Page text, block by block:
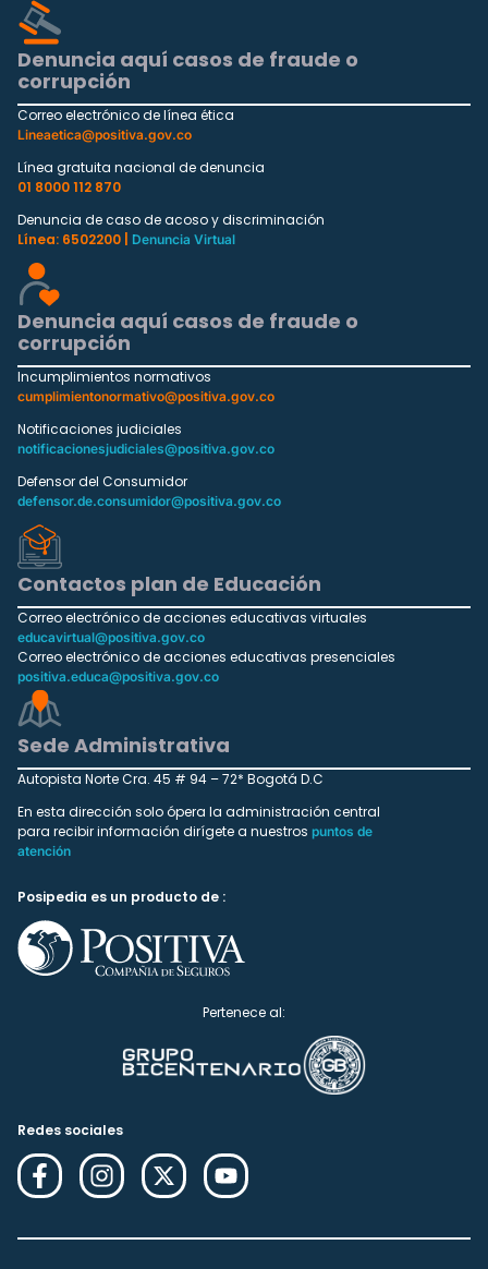
Denuncia aquí casos de fraude o
corrupción
Correo electrónico de línea ética
Lineaetica@positiva.gov.co
Línea gratuita nacional de denuncia
01 8000 112 870
Denuncia de caso de acoso y discriminación
Línea: 6502200 |
Denuncia Virtual
Denuncia aquí casos de fraude o
corrupción
Incumplimientos normativos
cumplimientonormativo@positiva.gov.co
Notificaciones judiciales
notificacionesjudiciales@positiva.gov.co
Defensor del Consumidor
defensor.de.consumidor@positiva.gov.co
Contactos plan de Educación
Correo electrónico de acciones educativas virtuales
educavirtual@positiva.gov.co
Correo electrónico de acciones educativas presenciales
positiva.educa@positiva.gov.co
Sede Administrativa
Autopista Norte Cra. 45 # 94 – 72* Bogotá D.C
En esta dirección solo ópera la administración central
para recibir información dirígete a nuestros puntos de
atención
Posipedia es un producto de :
Pertenece al:
Redes sociales